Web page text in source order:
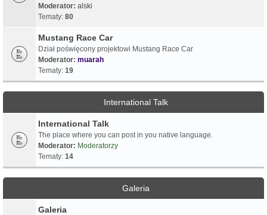
Moderator: alski
Tematy: 80
Mustang Race Car
Dział poświęcony projektowi Mustang Race Car
Moderator: muarah
Tematy: 19
International Talk
International Talk
The place where you can post in you native language.
Moderator: Moderatorzy
Tematy: 14
Galeria
Galeria